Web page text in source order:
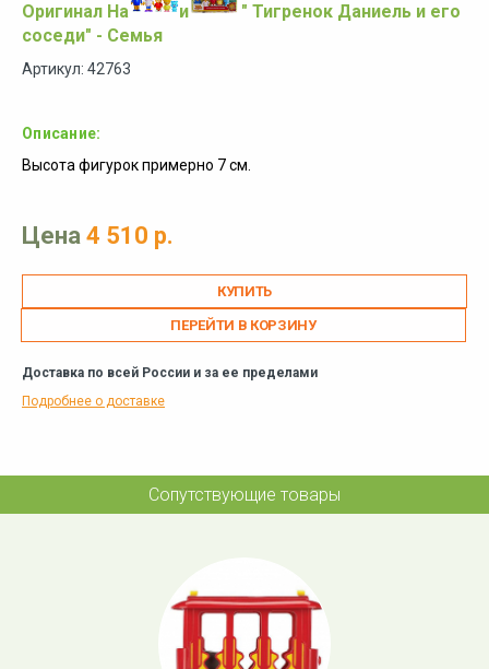
Оригинал Набор Фигурок " Тигренок Даниель и его
соседи" - Семья
Артикул: 42763
Описание:
Высота фигурок примерно 7 см.
Цена 4 510 р.
ПЕРЕЙТИ В КОРЗИНУ
Доставка по всей России и за ее пределами
Подробнее о доставке
Сопутствующие товары